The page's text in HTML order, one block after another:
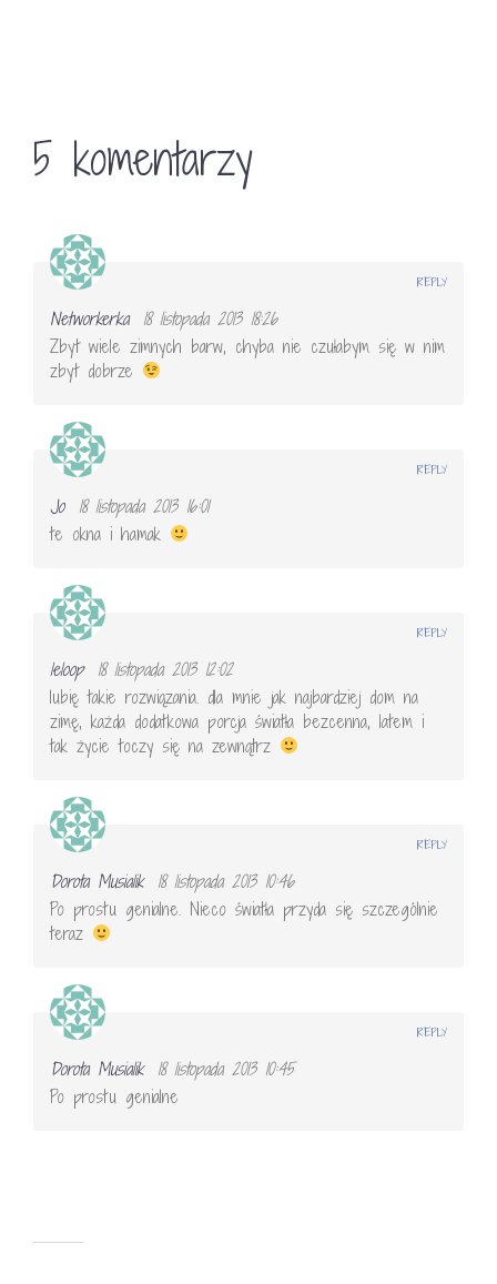
5 komentarzy
Networkerka
18 listopada 2013 18:26
Zbyt wiele zimnych barw, chyba nie czułabym się w nim
zbyt dobrze
REPLY
Jo
18 listopada 2013 16:01
te okna i hamak
REPLY
leloop
18 listopada 2013 12:02
lubię takie rozwiązania. dla mnie jak najbardziej dom na
zimę, każda dodatkowa porcja światła bezcenna, latem i
tak życie toczy się na zewnątrz
REPLY
Dorota Musialik
18 listopada 2013 10:46
Po prostu genialne. Nieco światła przyda się szczególnie
teraz
REPLY
Dorota Musialik
18 listopada 2013 10:45
Po prostu genialne
REPLY